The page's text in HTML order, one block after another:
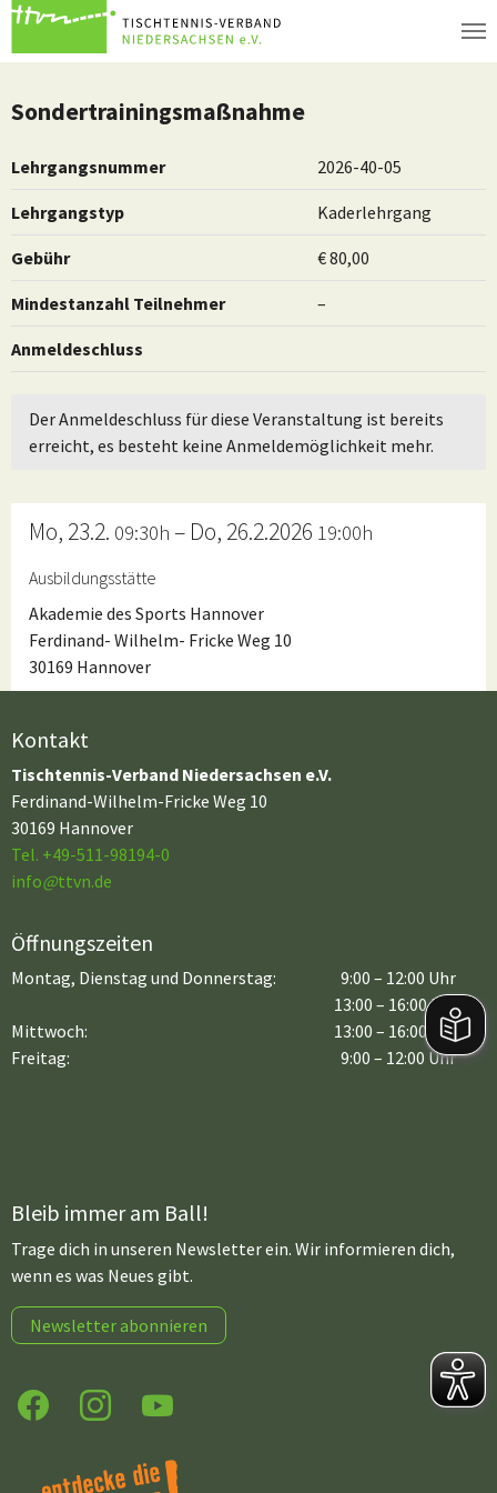
Zum Hauptinhalt springen
Sondertrainingsmaßnahme
Lehrgangsnummer 2026-40-05
Lehrgangstyp Kaderlehrgang
Gebühr € 80,00
Mindestanzahl Teilnehmer –
Anmeldeschluss
Der Anmeldeschluss für diese Veranstaltung ist bereits
erreicht, es besteht keine Anmeldemöglichkeit mehr.
Mo, 23.2. 09:30h – Do, 26.2.2026 19:00h
Ausbildungsstätte
Akademie des Sports Hannover
Ferdinand- Wilhelm- Fricke Weg 10
30169 Hannover
Kontakt
Tischtennis-Verband Niedersachsen e.V.
Ferdinand-Wilhelm-Fricke Weg 10
30169 Hannover
Tel. +49-511-98194-0
info@ttvn.de
Öffnungszeiten
Montag, Dienstag und Donnerstag:
9:00 – 12:00 Uhr
13:00 – 16:00 Uhr
Mittwoch:
Freitag:
13:00 – 16:00 Uhr
9:00 – 12:00 Uhr
Bleib immer am Ball!
Trage dich in unseren Newsletter ein. Wir informieren dich,
wenn es was Neues gibt.
Newsletter abonnieren